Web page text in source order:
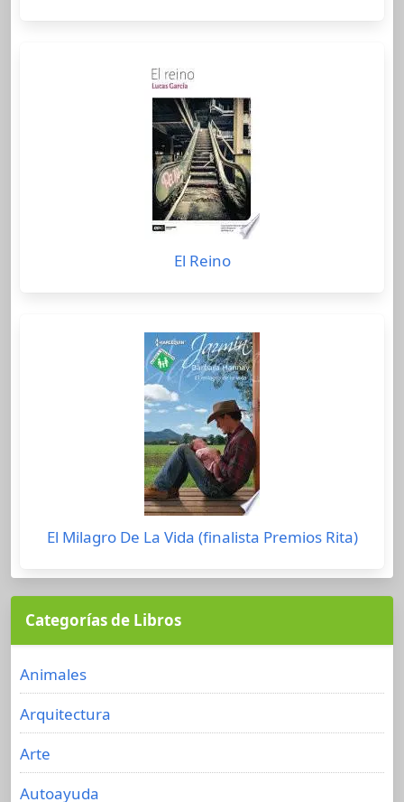
El Reino
El Milagro De La Vida (finalista Premios Rita)
Categorías de Libros
Animales
Arquitectura
Arte
Autoayuda